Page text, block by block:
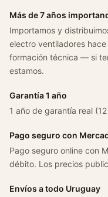
g
e
n
S
v
e
r
o
C
n
Más de 7 años
Importamos y
electro ventiladores
formación técnica — si
estamos.
Garantía 1 año
1 año de garantía real
Pago seguro con
Pago seguro online con
débito. Los precios
Envíos a todo Uruguay